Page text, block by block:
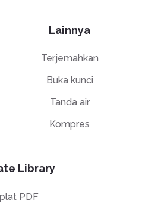
Lainnya
Terjemahkan
Buka kunci
Tanda air
Kompres
Library
PDF